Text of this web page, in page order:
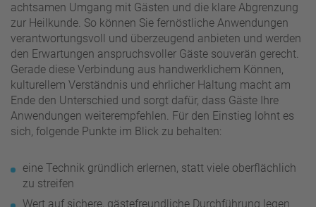
achtsamen Umgang mit Gästen und die klare Abgrenzung
zur Heilkunde. So können Sie fernöstliche Anwendungen
verantwortungsvoll und überzeugend anbieten und werden
den Erwartungen anspruchsvoller Gäste souverän gerecht.
Gerade diese Verbindung aus handwerklichem Können,
kulturellem Verständnis und ehrlicher Haltung macht am
Ende den Unterschied und sorgt dafür, dass Gäste Ihre
Anwendungen weiterempfehlen. Für den Einstieg lohnt es
sich, folgende Punkte im Blick zu behalten:
eine Technik gründlich erlernen, statt viele oberflächlich
zu streifen
Wert auf sichere, gästefreundliche Durchführung legen